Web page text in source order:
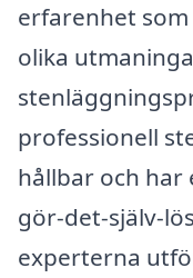
erfarenhet
olika
professionell
hållbar och har
gör-det-själv-
experterna